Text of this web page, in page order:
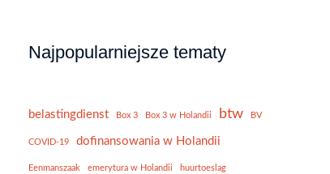
Najpopularniejsze tematy
belastingdienst Box 3 Box 3 w Holandii btw BV
COVID-19 dofinansowania w Holandii
Eenmanszaak emerytura w Holandii huurtoeslag